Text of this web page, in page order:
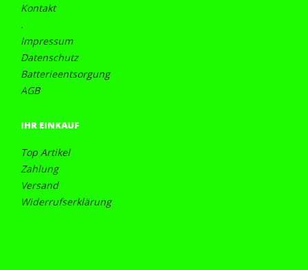
Kontakt
.
Impressum
Datenschutz
Batterieentsorgung
AGB
IHR EINKAUF
Top Artikel
Zahlung
Versand
Widerrufserklärung